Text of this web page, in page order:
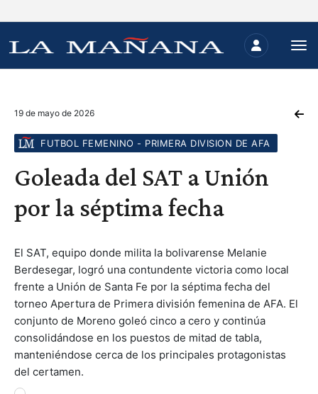
19 de mayo de 2026
FUTBOL FEMENINO - PRIMERA DIVISION DE AFA
Goleada del SAT a Unión
por la séptima fecha
El SAT, equipo donde milita la bolivarense Melanie
Berdesegar, logró una contundente victoria como local
frente a Unión de Santa Fe por la séptima fecha del
torneo Apertura de Primera división femenina de AFA. El
conjunto de Moreno goleó cinco a cero y continúa
consolidándose en los puestos de mitad de tabla,
manteniéndose cerca de los principales protagonistas
del certamen.